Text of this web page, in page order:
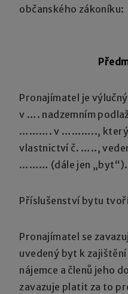
občanského zákoníku:
Pronajímatel je
v …. nadzemním
………. v ……….., který
vlastnictví č. …..,
……… (dále jen „byt“).
Příslušenství bytu
Pronajímatel se
uvedený byt k
nájemce a členů jeho
zavazuje platit za to